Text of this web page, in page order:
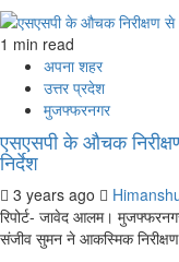
1 min read
अपना शहर
उत्तर प्रदेश
मुजफ्फरनगर
एसएसपी के औचक
निर्देश
3 years ago
रिपोर्ट- जावेद आलम।
संजीव सुमन ने आकस्मिक